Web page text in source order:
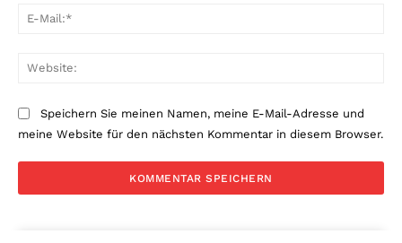
Speichern Sie meinen Namen, meine E-Mail-Adresse und
meine Website für den nächsten Kommentar in diesem Browser.